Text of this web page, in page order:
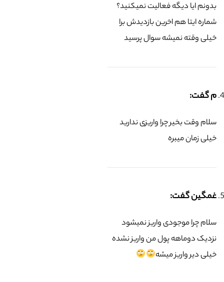
بدونم ایا دیگه فعالیت نمیکنید؟
شماره ایتا هم اخرین بازدیدش برا
خیلی وقته نمیشه سوال پرسید
م گفت:
سلام وقت بخیر چرا واریزی ندارید
خیلی زمان میبره
غمگین گفت:
سلام چرا موجودی واریز نمیشود
نزدیک دوماهه پول من واریز نشده
خیلی دیر واریز میشه